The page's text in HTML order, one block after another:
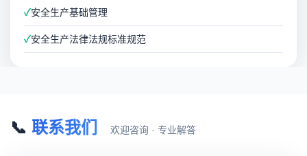
✓安全生产基础管理
✓安全生产法律法规标准规范
📞 联系我们 欢迎咨询 · 专业解答